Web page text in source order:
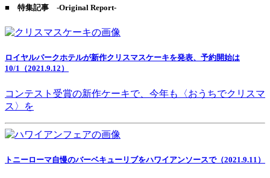
■ 特集記事 -Original Report-
ロイヤルパークホテルが新作クリスマスケーキを発表、予約開始は
10/1（2021.9.12）
コンテスト受賞の新作ケーキで、今年も〈おうちでクリスマ
ス〉を
トニーローマ自慢のバーベキューリブをハワイアンソースで（2021.9.11）